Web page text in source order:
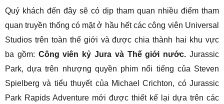
Quý khách đến đây sẽ có dịp tham quan nhiều điểm tham
quan truyền thống có mặt ở hầu hết các công viên Universal
Studios trên toàn thế giới và được chia thành hai khu vực
ba gồm: Công viên kỷ Jura và Thế giới nước. Jurassic
Park, dựa trên nhượng quyền phim nổi tiếng của Steven
Spielberg và tiểu thuyết của Michael Crichton, có Jurassic
Park Rapids Adventure mới được thiết kế lại dựa trên các